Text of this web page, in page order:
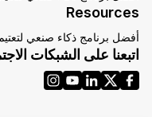
Resources
أفضل برنامج ذكاء صنعي
اتبعنا على الشبكات